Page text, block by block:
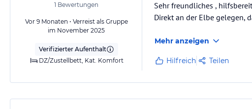
1 Bewertungen
Vor 9 Monaten • Verreist als Gruppe
im November 2025
Verifizierter Aufenthalt
DZ/Zustellbett, Kat. Komfort
Sehr freundliches ,
Direkt an der Elbe gelegen,
Mehr anzeigen
Hilfreich Teilen